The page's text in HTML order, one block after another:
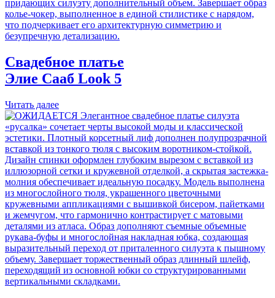
Свадебное платье
Элие Сааб Look 5
Читать далее